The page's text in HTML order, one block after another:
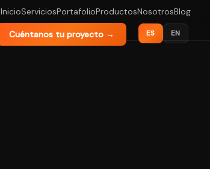
InicioServiciosPortafolioProductosNosotrosBlog
Cuéntanos tu proyecto → ES EN